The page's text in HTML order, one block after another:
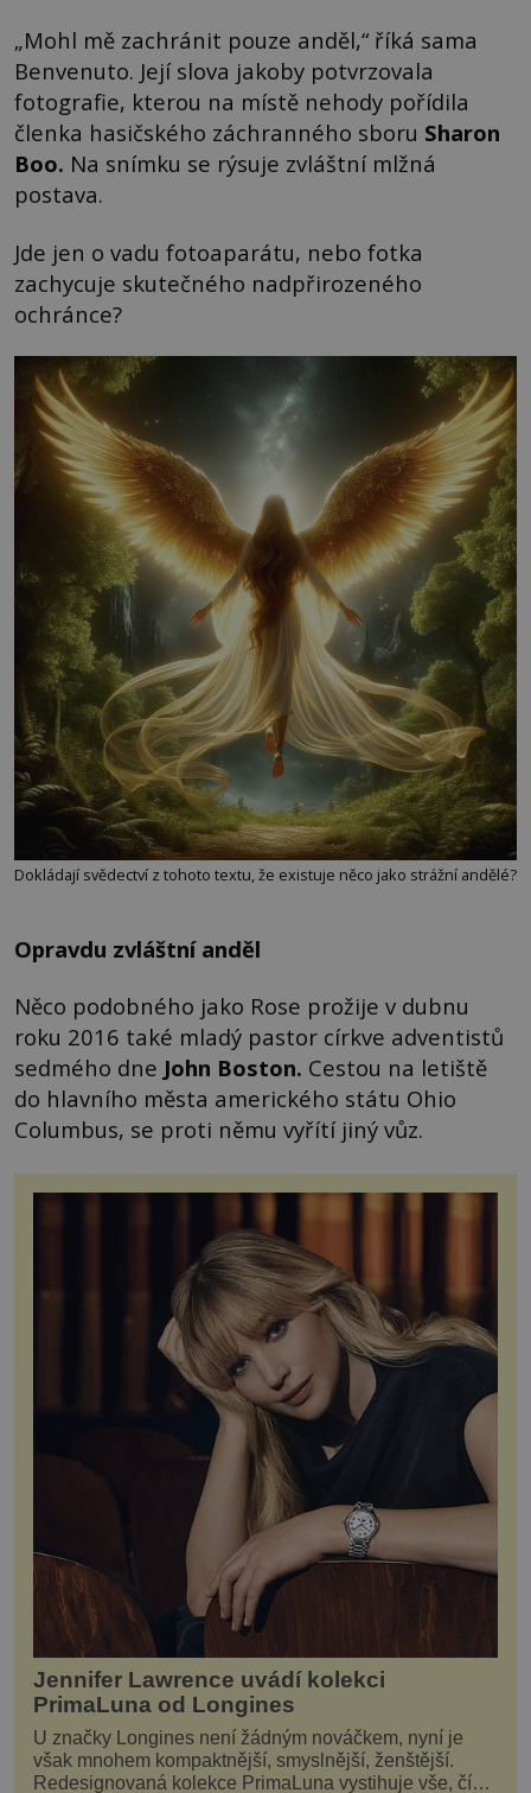
„Mohl mě zachránit pouze anděl,“ říká sama
Benvenuto. Její slova jakoby potvrzovala
fotografie, kterou na místě nehody pořídila
členka hasičského záchranného sboru Sharon
Boo. Na snímku se rýsuje zvláštní mlžná
postava.
Jde jen o vadu fotoaparátu, nebo fotka
zachycuje skutečného nadpřirozeného
ochránce?
Dokládají svědectví z tohoto textu, že existuje něco jako strážní andělé?
Opravdu zvláštní anděl
Něco podobného jako Rose prožije v dubnu
roku 2016 také mladý pastor církve adventistů
sedmého dne John Boston. Cestou na letiště
do hlavního města amerického státu Ohio
Columbus, se proti němu vyřítí jiný vůz.
Jennifer Lawrence uvádí kolekci
PrimaLuna od Longines
U značky Longines není žádným nováčkem, nyní je
však mnohem kompaktnější, smyslnější, ženštější.
Redesignovaná kolekce PrimaLuna vystihuje vše, čím